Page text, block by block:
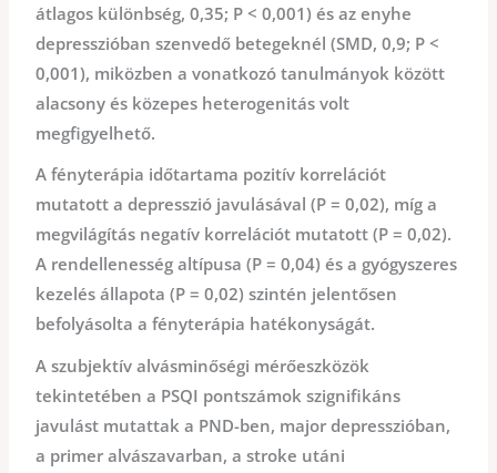
átlagos különbség, 0,35; P < 0,001) és az enyhe
depresszióban szenvedő betegeknél (SMD, 0,9; P <
0,001), miközben a vonatkozó tanulmányok között
alacsony és közepes heterogenitás volt
megfigyelhető.
A fényterápia időtartama pozitív korrelációt
mutatott a depresszió javulásával (P = 0,02), míg a
megvilágítás negatív korrelációt mutatott (P = 0,02).
A rendellenesség altípusa (P = 0,04) és a gyógyszeres
kezelés állapota (P = 0,02) szintén jelentősen
befolyásolta a fényterápia hatékonyságát.
A szubjektív alvásminőségi mérőeszközök
tekintetében a PSQI pontszámok szignifikáns
javulást mutattak a PND-ben, major depresszióban,
a primer alvászavarban, a stroke utáni